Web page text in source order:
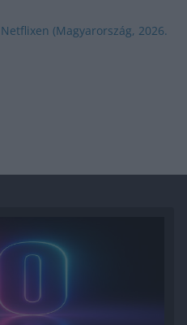
(Magyarország, 2026.